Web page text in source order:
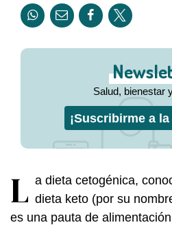
Salud, bienestar
¡Suscribirme a
L a dieta cetogénica,
dieta keto (por su
es una pauta de